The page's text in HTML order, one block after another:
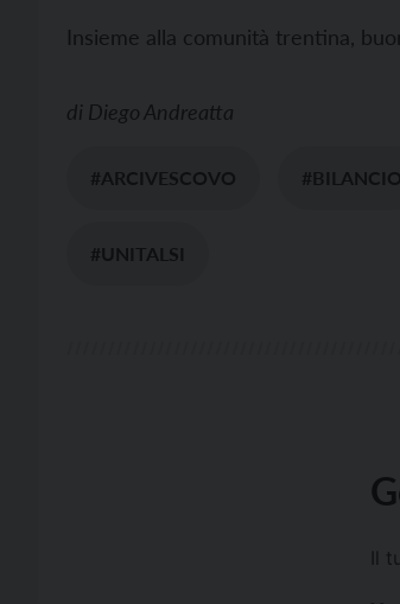
Insieme alla comunità trentina,
di Diego Andreatta
#ARCIVESCOVO #BILANCIO
#UNITALSI
Il